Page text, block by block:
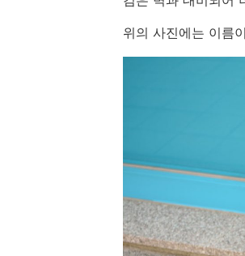
위의 사진에는 이름